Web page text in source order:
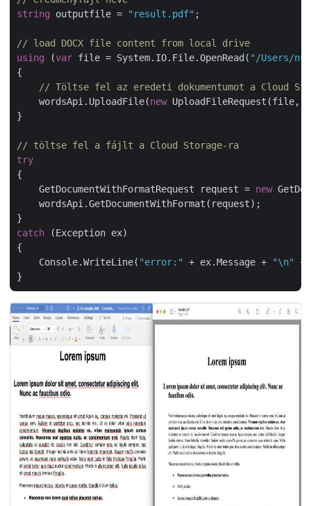
string outputfile = "result.pdf" ;
// load DOCX file content from local drive
using (var file = System.IO.File.OpenRead( "/Users/
{
// Töltse fel az eredeti dokumentumot a Cloud
    wordsApi.UploadFile(
new UploadFileRequest(file,
}
// töltse fel a fájlt a Cloud Storage-ra
try
{
    GetDocumentWithFormatRequest request =
new
    wordsApi.GetDocumentWithFormat(request);
catch (Exception ex)
{
    Console.WriteLine(
"error:" + ex.Message + "\n"
+